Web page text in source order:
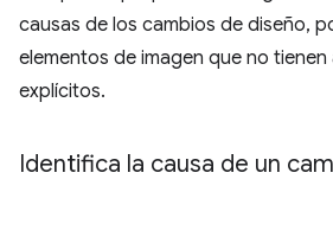
causas de los cambios de diseño,
elementos de imagen que no
explícitos.
Identifica la causa de un